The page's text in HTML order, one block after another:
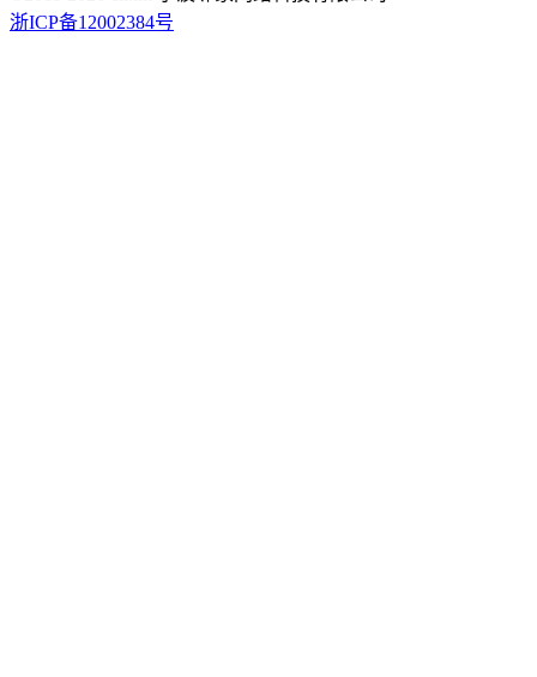
浙ICP备12002384号